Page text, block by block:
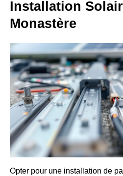
Installation
Monastère
Opter pour une installation de